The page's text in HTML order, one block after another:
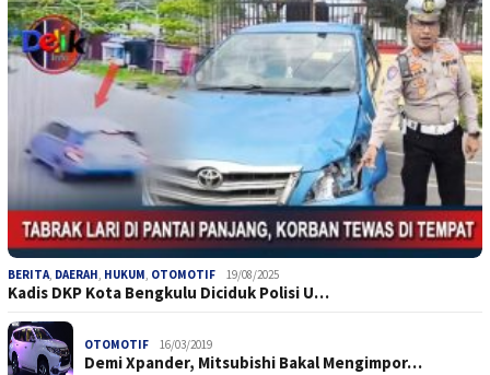
BERITA, DAERAH, HUKUM, OTOMOTIF 19/08/2025
Kadis DKP Kota Bengkulu Diciduk Polisi U…
OTOMOTIF 16/03/2019
Demi Xpander, Mitsubishi Bakal Mengimpor…